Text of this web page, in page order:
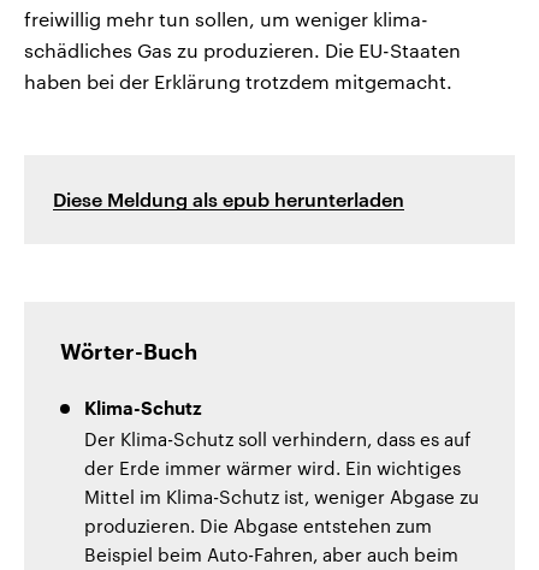
freiwillig mehr tun sollen, um weniger klima-
schädliches Gas zu produzieren. Die EU-Staaten
haben bei der Erklärung trotzdem mitgemacht.
Diese Meldung als epub herunterladen
Wörter-Buch
Klima-Schutz
Der Klima-Schutz soll verhindern, dass es auf
der Erde immer wärmer wird. Ein wichtiges
Mittel im Klima-Schutz ist, weniger Abgase zu
produzieren. Die Abgase entstehen zum
Beispiel beim Auto-Fahren, aber auch beim